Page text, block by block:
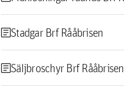
articleStadgar Brf Rååbrisen
articleSäljbroschyr Brf Rååbrisen